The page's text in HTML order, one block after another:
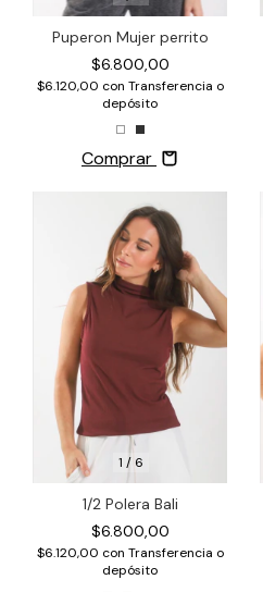
Puperon Mujer perrito
$6.800,00
$6.120,00 con Transferencia o
depósito
Comprar
1 / 6
1/2 Polera Bali
$6.800,00
$6.120,00 con Transferencia o
depósito